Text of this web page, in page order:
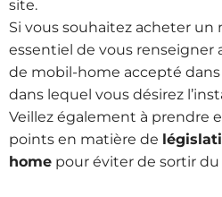
site.
Si vous souhaitez acheter
essentiel de vous renseigner
de mobil-home accepté dans
dans lequel vous désirez
Veillez également à prendre
points en matière de
home pour éviter de sortir du